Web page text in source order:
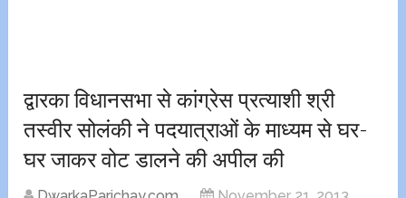
द्वारका विधानसभा से कांग्रेस प्रत्याशी श्री
तस्वीर सोलंकी ने पदयात्राओं के माध्यम से घर-
घर जाकर वोट डालने की अपील की